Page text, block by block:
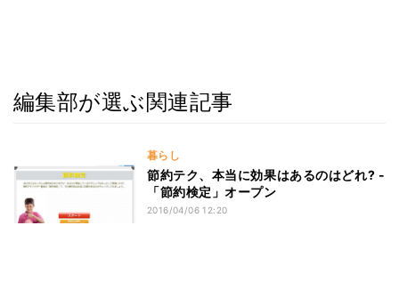
編集部が選ぶ関連記事
暮らし
節約テク、本当に効果はあるのはどれ? -
「節約検定」オープン
2016/04/06 12:20